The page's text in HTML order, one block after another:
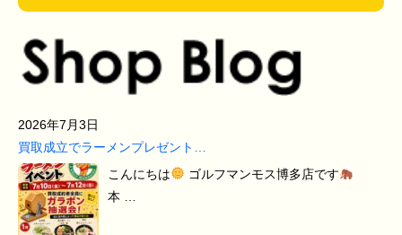
2026年7月3日
買取成立でラーメンプレゼント…
こんにちは
ゴルフマンモス博多店です
本 …